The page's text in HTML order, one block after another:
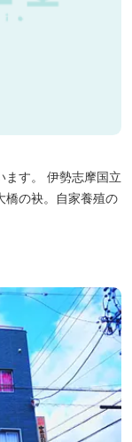
ます。 伊勢志摩国立
橋の袂。自家養殖の